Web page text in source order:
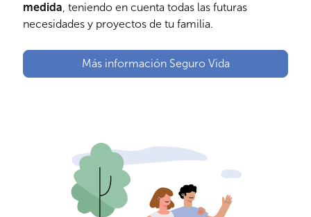
medida, teniendo en cuenta todas las futuras
necesidades y proyectos de tu familia.
Más información Seguro Vida